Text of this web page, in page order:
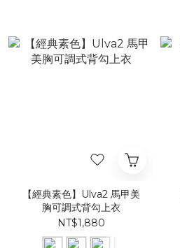
【經典素色】Ulva2 馬甲美
胸可調式背勾上衣
NT$1,880